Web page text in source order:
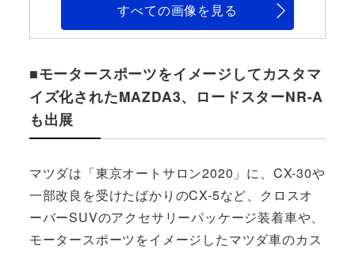
すべての画像を見る
■モータースポーツをイメージしてカスタマ
イズ化されたMAZDA3、ロードスターNR-A
も出展
マツダは「東京オートサロン2020」に、CX-30や
一部改良を受けたばかりのCX-5など、クロスオ
ーバーSUVのアクセサリーパッケージ装着車や、
モータースポーツをイメージしたマツダ車のカス